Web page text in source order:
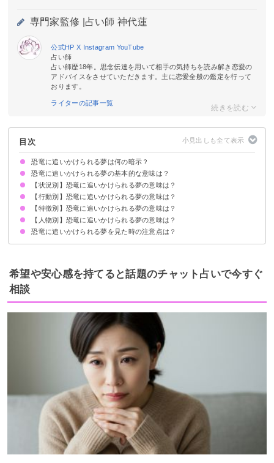
専門家監修 | 占い師 神代蓮
公式HP X Instagram YouTube
占い師
占い師歴18年。思念伝達を用いて相手の気持ちを読み解き恋愛の
アドバイスをさせていただきます。主に恋愛全般の鑑定を行って
おります。
ライターの記事一覧
目次
恐竜に追いかけられる夢は何の暗示？
恐竜に追いかけられる夢の基本的な意味は？
トラブルや問題を抱えているサイン
状況によって意味が決まる
【状況別】恐竜に追いかけられる夢の意味は？
恐竜に追いかけられて逃げ切る夢【吉夢】
恐竜に追いかけられて食べられる夢【予知夢】
恐竜に追いかけられて噛まれる夢【警告夢】
学校で恐竜に追いかけられる夢【凶夢】
恐竜に追いかけられて家に入ってくる夢【凶夢】
【行動別】恐竜に追いかけられる夢の意味は？
恐竜に追いかけられて隠れる夢【警告夢】
恐竜に追いかけられて戦う夢【願望夢】
恐竜に追いかけられて殺す夢【吉夢】
恐竜に追いかけられて恐怖を感じる夢【警告夢】
恐竜に追いかけられて恐竜に乗る夢【吉夢】
【特徴別】恐竜に追いかけられる夢の意味は？
大きい恐竜に追いかけられる夢【凶夢】
赤ちゃんの恐竜に追いかけられる夢【予知夢】
【人物別】恐竜に追いかけられる夢の意味は？
家族が恐竜に追いかけられる夢【予知夢】
友達が恐竜に追いかけられる夢【予知夢】
恋人が恐竜に追いかけられる夢【予知夢】
同僚が恐竜に追いかけられる夢【予知夢】
知らない人が恐竜に追いかけられる夢【凶夢】
恐竜に追いかけられる夢を見た時の注意点は？
十分な休息を取る
吉夢なら話さず警告夢や凶夢は人に話す
希望や安心感を持てると話題のチャット占いで今すぐ
相談